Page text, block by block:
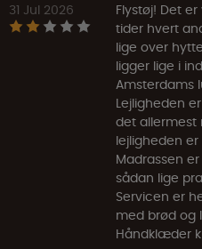
31 Jul 2026
Flystøj! Det
tider hvert
lige over
ligger lige i
Amsterdams
Lejligheden
det allermest
lejligheden
Madrassen
sådan lige
Servicen er
med brød og
Håndklæder